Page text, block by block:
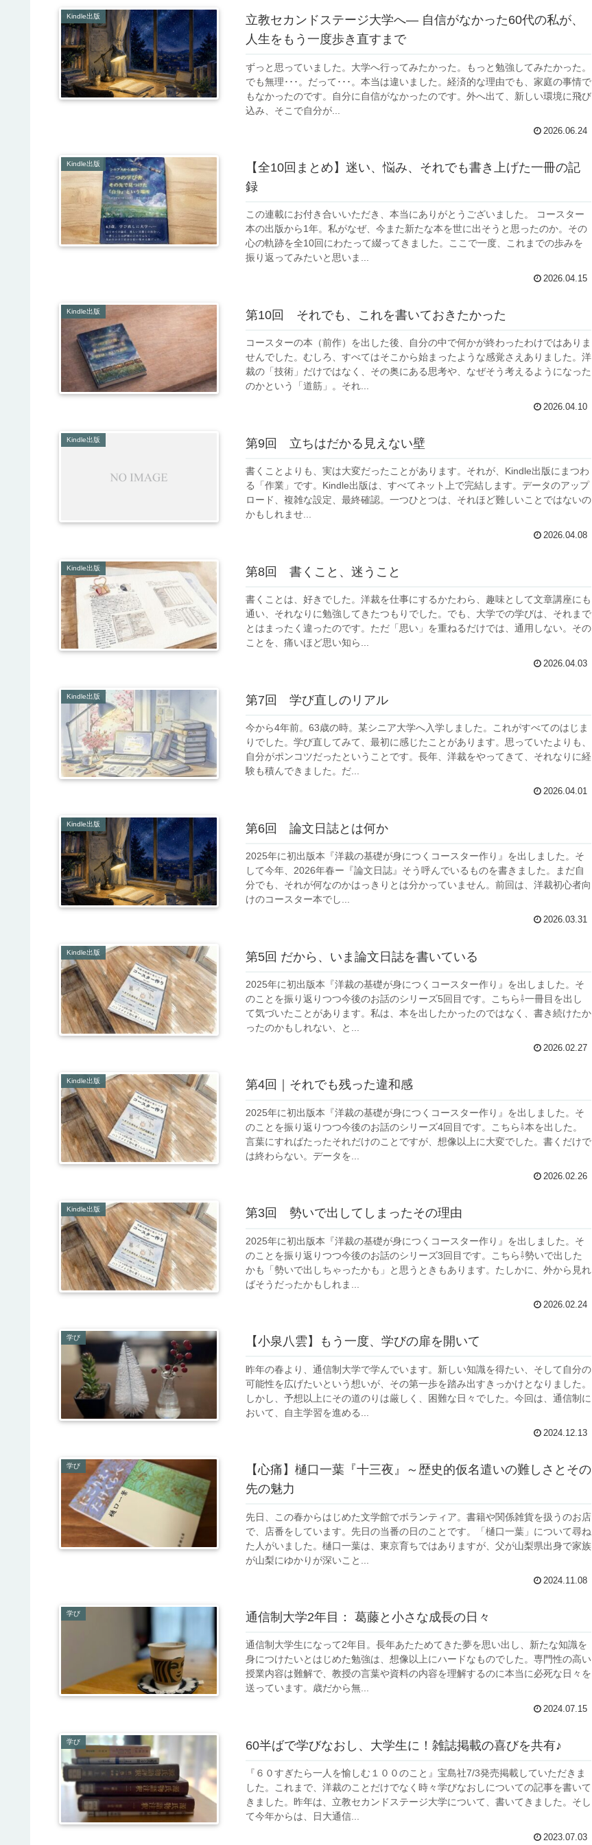
Kindle出版
立教セカンドステージ大学へ― 自信がなかった60代の私が、
人生をもう一度歩き直すまで
ずっと思っていました。大学へ行ってみたかった。もっと勉強してみたかった。
でも無理･･･。だって･･･。本当は違いました。経済的な理由でも、家庭の事情で
もなかったのです。自分に自信がなかったのです。外へ出て、新しい環境に飛び
込み、そこで自分が...
2026.06.24
Kindle出版
【全10回まとめ】迷い、悩み、それでも書き上げた一冊の記
録
この連載にお付き合いいただき、本当にありがとうございました。 コースター
本の出版から1年。私がなぜ、今また新たな本を世に出そうと思ったのか。その
心の軌跡を全10回にわたって綴ってきました。ここで一度、これまでの歩みを
振り返ってみたいと思いま...
2026.04.15
Kindle出版 第10回 それでも、これを書いておきたかった
コースターの本（前作）を出した後、自分の中で何かが終わったわけではありま
せんでした。むしろ、すべてはそこから始まったような感覚さえありました。洋
裁の「技術」だけではなく、その奥にある思考や、なぜそう考えるようになった
のかという「道筋」。それ...
2026.04.10
Kindle出版 第9回 立ちはだかる見えない壁
書くことよりも、実は大変だったことがあります。それが、Kindle出版にまつわ
る「作業」です。Kindle出版は、すべてネット上で完結します。データのアップ
ロード、複雑な設定、最終確認。一つひとつは、それほど難しいことではないの
かもしれませ...
2026.04.08
Kindle出版 第8回 書くこと、迷うこと
書くことは、好きでした。洋裁を仕事にするかたわら、趣味として文章講座にも
通い、それなりに勉強してきたつもりでした。でも、大学での学びは、それまで
とはまったく違ったのです。ただ「思い」を重ねるだけでは、通用しない。その
ことを、痛いほど思い知ら...
2026.04.03
Kindle出版 第7回 学び直しのリアル
今から4年前。63歳の時。某シニア大学へ入学しました。これがすべてのはじま
りでした。学び直してみて、最初に感じたことがあります。思っていたよりも、
自分がポンコツだったということです。長年、洋裁をやってきて、それなりに経
験も積んできました。だ...
2026.04.01
Kindle出版 第6回 論文日誌とは何か
2025年に初出版本『洋裁の基礎が身につくコースター作り』を出しました。そ
して今年、2026年春ー『論文日誌』そう呼んでいるものを書きました。まだ自
分でも、それが何なのかはっきりとは分かっていません。前回は、洋裁初心者向
けのコースター本でし...
2026.03.31
Kindle出版 第5回 だから、いま論文日誌を書いている
2025年に初出版本『洋裁の基礎が身につくコースター作り』を出しました。そ
のことを振り返りつつ今後のお話のシリーズ5回目です。こちら⇩一冊目を出し
て気づいたことがあります。私は、本を出したかったのではなく、書き続けたか
ったのかもしれない、と...
2026.02.27
Kindle出版 第4回｜それでも残った違和感
2025年に初出版本『洋裁の基礎が身につくコースター作り』を出しました。そ
のことを振り返りつつ今後のお話のシリーズ4回目です。こちら⇩本を出した。
言葉にすればたったそれだけのことですが、想像以上に大変でした。書くだけで
は終わらない。データを...
2026.02.26
Kindle出版 第3回 勢いで出してしまったその理由
2025年に初出版本『洋裁の基礎が身につくコースター作り』を出しました。そ
のことを振り返りつつ今後のお話のシリーズ3回目です。こちら⇩勢いで出した
かも「勢いで出しちゃったかも」と思うときもあります。たしかに、外から見れ
ばそうだったかもしれま...
2026.02.24
学び 【小泉八雲】もう一度、学びの扉を開いて
昨年の春より、通信制大学で学んでいます。新しい知識を得たい、そして自分の
可能性を広げたいという想いが、その第一歩を踏み出すきっかけとなりました。
しかし、予想以上にその道のりは厳しく、困難な日々でした。今回は、通信制に
おいて、自主学習を進める...
2024.12.13
学び
【心痛】樋口一葉『十三夜』～歴史的仮名遣いの難しさとその
先の魅力
先日、この春からはじめた文学館でボランティア。書籍や関係雑貨を扱うのお店
で、店番をしています。先日の当番の日のことです。「樋口一葉」について尋ね
た人がいました。樋口一葉は、東京育ちではありますが、父が山梨県出身で家族
が山梨にゆかりが深いこと...
2024.11.08
学び 通信制大学2年目： 葛藤と小さな成長の日々
通信制大学生になって2年目。長年あたためてきた夢を思い出し、新たな知識を
身につけたいとはじめた勉強は、想像以上にハードなものでした。専門性の高い
授業内容は難解で、教授の言葉や資料の内容を理解するのに本当に必死な日々を
送っています。歳だから無...
2024.07.15
学び 60半ばで学びなおし、大学生に！雑誌掲載の喜びを共有♪
『６０すぎたら一人を愉しむ１００のこと』宝島社7/3発売掲載していただきま
した。これまで、洋裁のことだけでなく時々学びなおしについての記事を書いて
きました。昨年は、立教セカンドステージ大学について、書いてきました。そし
て今年からは、日大通信...
2023.07.03